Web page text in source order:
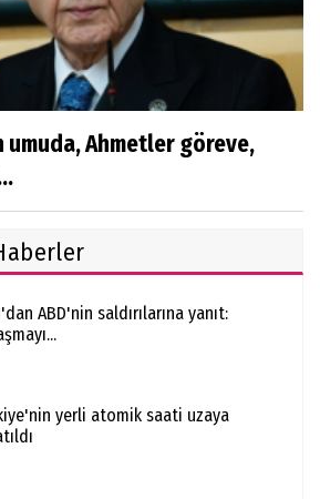
umuda, Ahmetler göreve,
ABD'nin saldırılarına yanıt:
yerli atomik saati uzaya